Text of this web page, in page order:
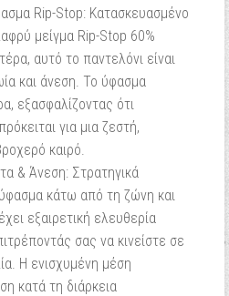
Rip-Stop: Κατασκευασμένο
μείγμα Rip-Stop 60%
αυτό το παντελόνι είναι
και άνεση. Το ύφασμα
εξασφαλίζοντας ότι
για μια ζεστή,
καιρό.
& Άνεση: Στρατηγικά
κάτω από τη ζώνη και
εξαιρετική ελευθερία
σας να κινείστε σε
Η ενισχυμένη μέση
κατά τη διάρκεια